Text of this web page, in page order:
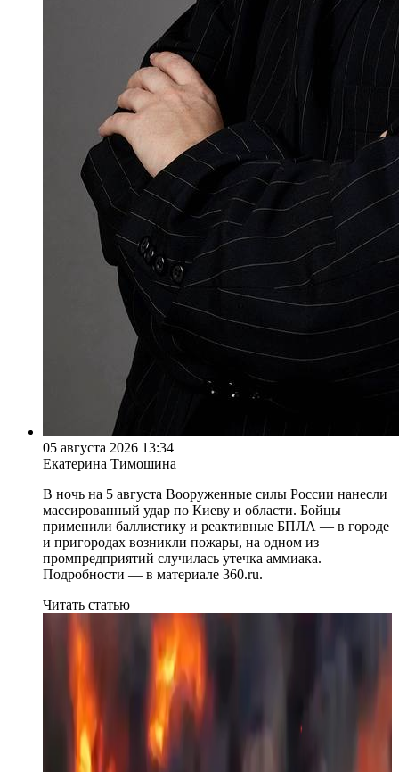
05 августа 2026 13:34
Екатерина Тимошина
В ночь на 5 августа Вооруженные силы России нанесли
массированный удар по Киеву и области. Бойцы
применили баллистику и реактивные БПЛА — в городе
и пригородах возникли пожары, на одном из
промпредприятий случилась утечка аммиака.
Подробности — в материале 360.ru.
Читать статью